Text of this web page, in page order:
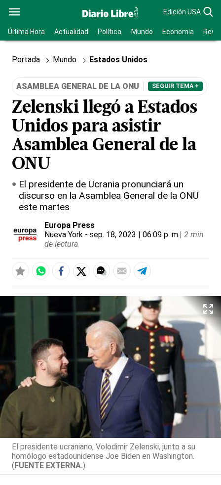
Edición USA
Última Hora Actualidad Política Mundo Economía
Portada Mundo Estados Unidos
ASAMBLEA GENERAL DE LA ONU SEGUIR TEMA +
Zelenski llegó a Estados
Unidos para asistir
Asamblea General de la
ONU
El presidente de Ucrania pronunciará un
discurso en la Asamblea General de la ONU
este martes
Europa Press
Nueva York - sep. 18, 2023 | 06:09 p. m.| 2 min
de lectura
El presidente ucraniano, Volodimir Zelenski, junto a su
homólogo estadounidense Joe Biden en Washington.
(FUENTE EXTERNA.)